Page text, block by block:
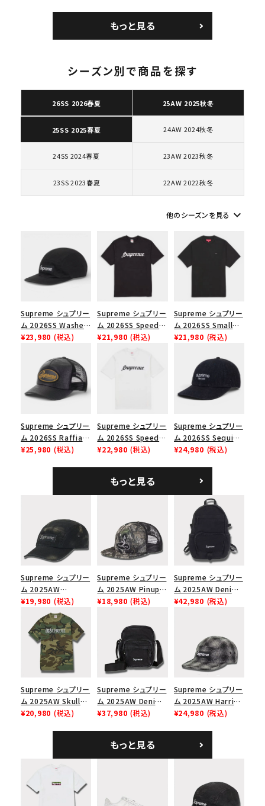
キーワードから探す
人気ワード
キャップ・ハット
パーカー・クルーネック
カテゴリーから探す
シーズンから探す
価格から探す
在庫のない商品を表示する
カー ホワイト 白
もっと見る
シーズン別で商品を探す
26SS 2026春夏 25AW 2025秋冬
25SS 2025春夏 24AW 2024秋冬
24SS 2024春夏 23AW 2023秋冬
23SS 2023春夏 22AW 2022秋冬
他のシーズンを見る keyboard_arrow_down
Supreme シュプリー
ム 2026SS Washed
Chino Twill Camp
ノツイル キャンプキャ
ップ ブラック
¥23,980 (税込)
Supreme シュプリー
ム 2026SS Speed
Tee スピードTシャツ
¥21,980 (税込)
Supreme シュプリー
ム 2026SS Small
Box Tee スモールボ
¥21,980 (税込)
Supreme シュプリー
ム 2026SS Raffia
Mesh Back 5-Panel
¥25,980 (税込)
Supreme シュプリー
ム 2026SS Speed
Tee スピードTシャツ
¥22,980 (税込)
Supreme シュプリー
ム 2026SS Sequin
Denim Classic
シックロゴ 6パネルキ
ャップ ブラック
¥24,980 (税込)
もっと見る
Supreme シュプリー
ム 2025AW
Overdyed Camp
Cap オーバーダイド
キャンプキャップ ブ
ラック
¥19,980 (税込)
Supreme シュプリー
ム 2025AW Pinup
Mesh Back 5-Panel
ュバック 5パネルキャ
ップ トゥルーティン
バーHTC フォールカ
¥18,980 (税込)
Supreme シュプリー
ム 2025AW Denim
Backpack デニム バ
¥42,980 (税込)
Supreme シュプリー
ム 2025AW Skull
Tee スカル Tシャ
¥20,980 (税込)
Supreme シュプリー
ム 2025AW Denim
Shoulder Bag デニ
¥37,980 (税込)
Supreme シュプリー
ム 2025AW Harris
Tweed Camp Cap
¥24,980 (税込)
もっと見る